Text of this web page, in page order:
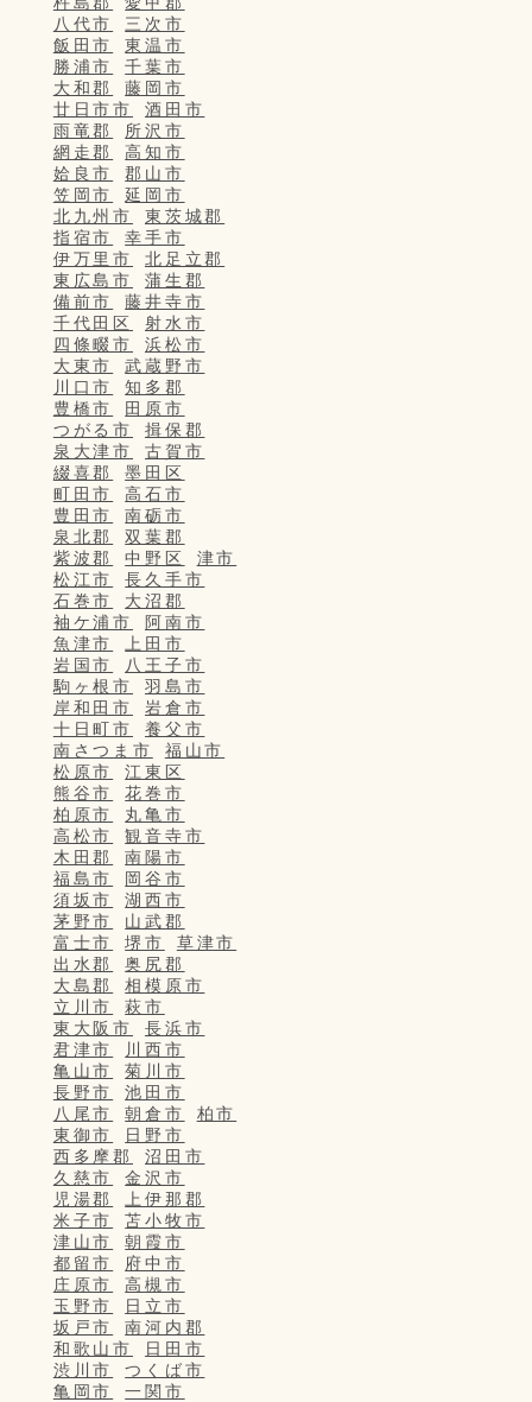
八代市
三次市
飯田市
東温市
勝浦市
千葉市
大和郡
藤岡市
廿日市市
酒田市
雨竜郡
所沢市
網走郡
高知市
姶良市
郡山市
笠岡市
延岡市
北九州市
東茨城郡
指宿市
幸手市
伊万里市
北足立郡
東広島市
蒲生郡
備前市
藤井寺市
千代田区
射水市
四條畷市
浜松市
大東市
武蔵野市
川口市
知多郡
豊橋市
田原市
つがる市
揖保郡
泉大津市
古賀市
綴喜郡
墨田区
町田市
高石市
豊田市
南砺市
泉北郡
双葉郡
紫波郡
中野区
津市
松江市
長久手市
石巻市
大沼郡
袖ケ浦市
阿南市
魚津市
上田市
岩国市
八王子市
駒ヶ根市
羽島市
岸和田市
岩倉市
十日町市
養父市
南さつま市
福山市
松原市
江東区
熊谷市
花巻市
柏原市
丸亀市
高松市
観音寺市
木田郡
南陽市
福島市
岡谷市
須坂市
湖西市
茅野市
山武郡
富士市
堺市
草津市
出水郡
奥尻郡
大島郡
相模原市
立川市
萩市
東大阪市
長浜市
君津市
川西市
亀山市
菊川市
長野市
池田市
八尾市
朝倉市
柏市
東御市
日野市
西多摩郡
沼田市
久慈市
金沢市
児湯郡
上伊那郡
米子市
苫小牧市
津山市
朝霞市
都留市
府中市
庄原市
高槻市
玉野市
日立市
坂戸市
南河内郡
和歌山市
日田市
渋川市
つくば市
亀岡市
一関市